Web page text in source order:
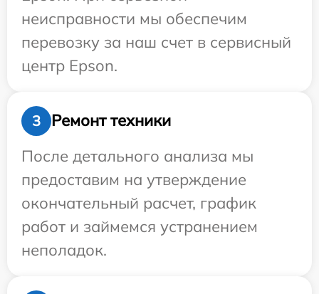
неисправности мы обеспечим
перевозку за наш счет в сервисный
центр Epson.
3
Ремонт техники
После детального анализа мы
предоставим на утверждение
окончательный расчет, график
работ и займемся устранением
неполадок.